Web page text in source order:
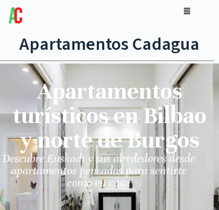
Apartamentos Cadagua
Apartamentos
turísticos en Bilbao
y norte de Burgos
Descubre Euskadi y sus alrededores desde
apartamentos pensados para sentirte
como en casa